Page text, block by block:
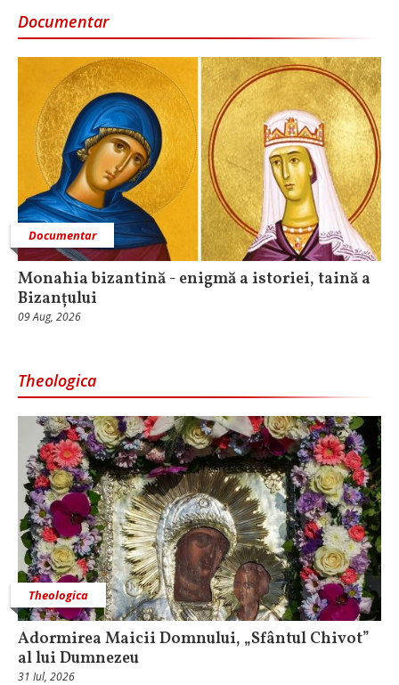
Documentar
Documentar
Monahia bizantină - enigmă a istoriei, taină a
Bizanțului
09 Aug, 2026
Theologica
Theologica
Adormirea Maicii Domnului, „Sfântul Chivot”
al lui Dumnezeu
31 Iul, 2026